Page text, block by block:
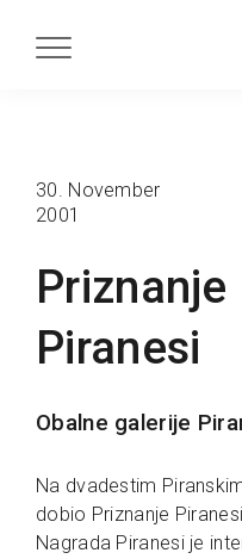
Priznanje
Piranesi
Obalne galerije
30. November
2001
Na dvadestim
dobio Priznanje
Nagrada Piranesi je